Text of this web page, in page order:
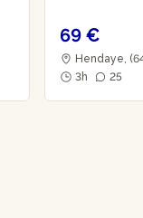
69 €
Hendaye,
3h
25